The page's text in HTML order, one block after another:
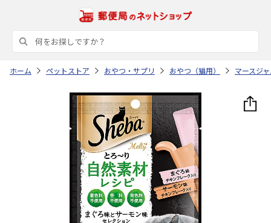
ホーム ペットストア おやつ・サプリ おやつ（猫用） マースジ